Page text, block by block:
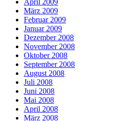
April 2009
März 2009
Februar 2009
Januar 2009
Dezember 2008
November 2008
Oktober 2008
September 2008
August 2008
Juli 2008
Juni 2008
Mai 2008
April 2008
März 2008